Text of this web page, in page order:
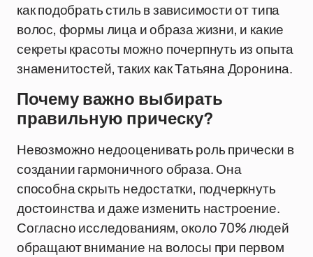
как подобрать стиль в зависимости от типа
волос, формы лица и образа жизни, и какие
секреты красоты можно почерпнуть из опыта
знаменитостей, таких как Татьяна Доронина.
Почему важно выбирать
правильную прическу?
Невозможно недооценивать роль прически в
создании гармоничного образа. Она
способна скрыть недостатки, подчеркнуть
достоинства и даже изменить настроение.
Согласно исследованиям, около 70% людей
обращают внимание на волосы при первом